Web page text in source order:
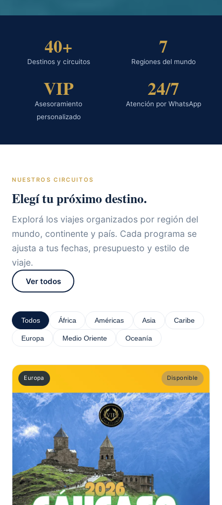
40+
Destinos y circuitos
7
Regiones del mundo
VIP
Asesoramiento
personalizado
24/7
Atención por WhatsApp
NUESTROS CIRCUITOS
Elegí tu próximo destino.
Explorá los viajes organizados por región del
mundo, continente y país. Cada programa se
ajusta a tus fechas, presupuesto y estilo de
viaje.
Ver todos
Todos África Américas Asia Caribe
Europa Medio Oriente Oceanía
Europa Disponible